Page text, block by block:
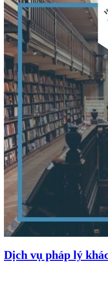
Dịch vụ pháp lý